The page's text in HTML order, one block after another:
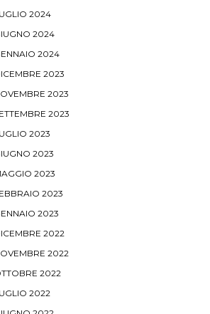
2024
2024
2024
2023
2023
2023
2023
2023
2023
2023
2023
2022
2022
2022
2022